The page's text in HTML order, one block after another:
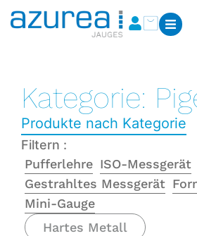
Kategorie:
Produkte nach Kategorie
Filtern :
Pufferlehre ISO-Messgerät
Gestrahltes Messgerät
Mini-Gauge
Hartes Metall